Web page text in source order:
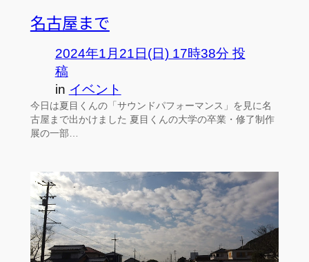
名古屋まで
2024年1月21日(日) 17時38分 投
稿
in イベント
今日は夏目くんの「サウンドパフォーマンス」を見に名
古屋まで出かけました 夏目くんの大学の卒業・修了制作
展の一部…